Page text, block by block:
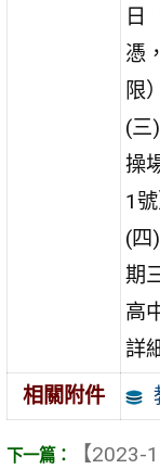
日
憑
限
(三
操
1號
(四
期
高
詳
相關附件
【2023-